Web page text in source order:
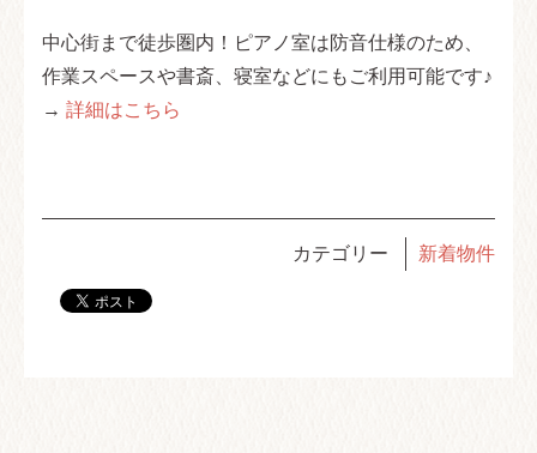
中心街まで徒歩圏内！ピアノ室は防音仕様のため、
作業スペースや書斎、寝室などにもご利用可能です♪
→ 詳細はこちら
カテゴリー 新着物件